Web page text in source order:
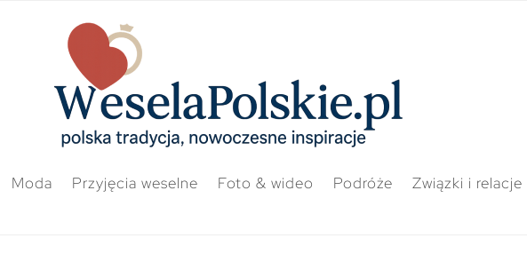
Moda Przyjęcia weselne Foto & wideo Podróże Związki i relacje